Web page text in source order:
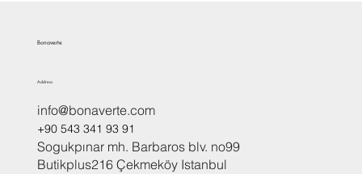
Bonaverte
Address
info@bonaverte.com
+90 543 341 93 91
Sogukpınar mh. Barbaros blv. no99
Butikplus216 Çekmeköy Istanbul